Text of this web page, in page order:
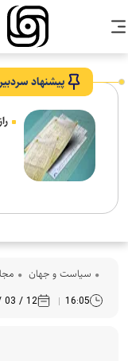
پیشنهاد سردبیر
سیاست و جهان
16:05
12 / 03 /1405